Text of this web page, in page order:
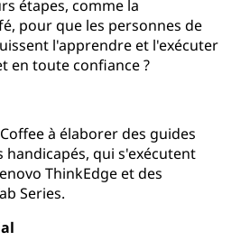
étapes, comme la
pour que les personnes de
l'apprendre et l'exécuter
en toute confiance ?
à élaborer des guides
handicapés, qui s'exécutent
ThinkEdge et des
Series.